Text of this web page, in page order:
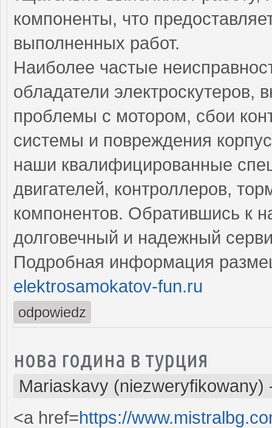
компоненты, что
выполненных работ.
Наиболее частые
обладатели
проблемы с мотором, сбои
системы и повреждения
наши квалифицированные
двигателей, контроллеров,
компонентов. Обратившись к
долговечный и надежный
Подробная информация
elektrosamokatov-fun.ru
odpowiedz
нова година в турция
Mariaskavy (niezweryfikowany)
<a href=https://